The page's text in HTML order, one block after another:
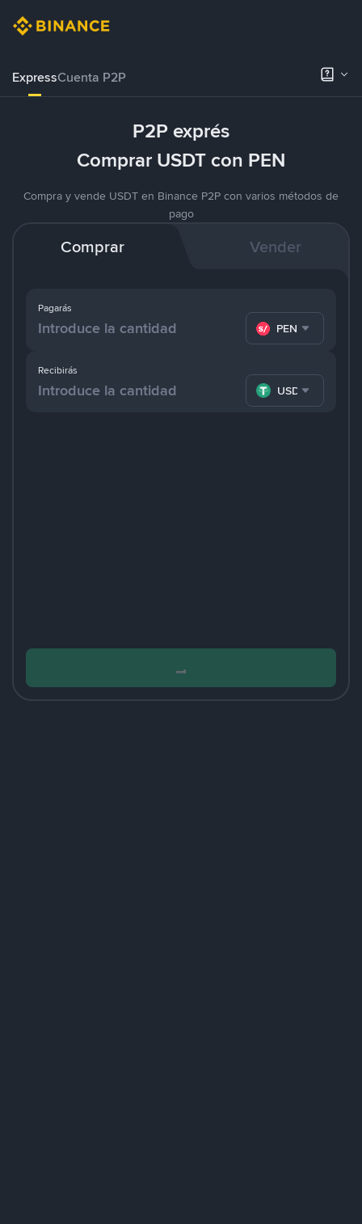
ExpressCuenta P2P
P2P exprés
Comprar USDT con PEN
Compra y vende USDT en Binance P2P con varios métodos de
pago
Comprar Vender
Pagarás
PEN
Recibirás
USDT